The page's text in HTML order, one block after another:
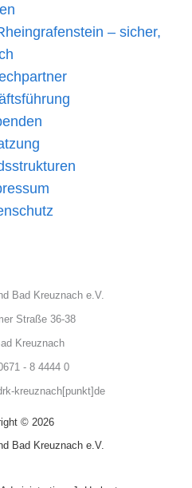
– sicher,
Bad Kreuznach e.V.
Straße 36-38
Kreuznach
- 8 4444 0
kreuznach[punkt]de
© 2026
Bad Kreuznach e.V.